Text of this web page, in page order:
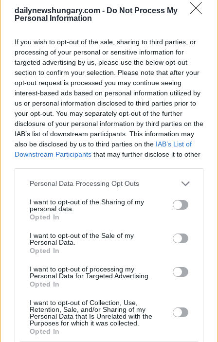
dailynewshungary.com - Do Not Process My
Personal Information
If you wish to opt-out of the sale, sharing to third parties, or
processing of your personal or sensitive information for
targeted advertising by us, please use the below opt-out
section to confirm your selection. Please note that after your
opt-out request is processed you may continue seeing
interest-based ads based on personal information utilized by
us or personal information disclosed to third parties prior to
your opt-out. You may separately opt-out of the further
disclosure of your personal information by third parties on the
IAB’s list of downstream participants. This information may
also be disclosed by us to third parties on the IAB’s List of
Downstream Participants that may further disclose it to other
Please note that this website/app uses one or more Google
not limited to your visit or usage behaviour. You may click to
grant or deny consent to Google and its third-party tags to
use your data for below specified purposes in below Google
consent section.
Personal Data Processing Opt Outs
I want to opt-out of the Sharing of my
personal data.
Opted In
I want to opt-out of the Sale of my
Personal Data.
Opted In
I want to opt-out of processing my
Personal Data for Targeted Advertising.
Opted In
I want to opt-out of Collection, Use,
Retention, Sale, and/or Sharing of my
Personal Data that Is Unrelated with the
Purposes for which it was collected.
Opted In
Nach Ansicht des IWF reichen die derzeitigen Maßnahmen
nicht aus, um die Defizitziele der Regierung zu erreichen.
der IWF Defizite von 4,8% bzw. 4,6%. Die
Staatsverschuldung könnte bis 2030 auf 79% ansteigen,
verglichen mit 73,5% im Jahr 2024. Um die Nachhaltigkeit
zu gewährleisten, empfiehlt der IWF eine fiskalische
Anpassung um mindestens zwei Prozentpunkte in den
kommenden Jahren, zusammen mit effizienteren öffentlichen
Ausgaben und einem gerechteren, effizienteren Steuersystem.
Geldpolitik und Inflation
Der IWF ist der Ansicht, dass die ungarische Nationalbank
einen straffen geldpolitischen Kurs beibehalten muss, da die
Inflation im Jahr 2025 wahrscheinlich über dem Zielbereich
liegen wird. Es gibt keinen Spielraum für Zinssenkungen,
und in den kommenden Jahren wird nur eine allmähliche
Abschaffung von Preisobergrenzen und Marktinterventionen,
Der Finanzsektor
und gut kapitalisiert ist, weist der IWF auf mehrere Risiken
hin: einen wachsenden Anteil an Fremdwährungskrediten,
Schwächen auf dem gewerblichen Immobilienmarkt und
steigende Immobilienpreise. Die Organisation begrüßte die
Stärkung der Risikopuffer der Banken, kritisierte aber die
Lockerung der Obergrenzen für die Kreditvergabe, die eine
gefährden könnte.
Strukturelle Reformen
Um die Produktivität anzukurbeln, fordert der IWF